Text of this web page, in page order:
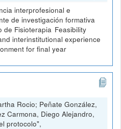
interprofesional e
de investigación formativa
de Fisioterapia Feasibility
interinstitutional experience
for final year
Rocio; Peñate González,
Carmona, Diego Alejandro,
protocolo",